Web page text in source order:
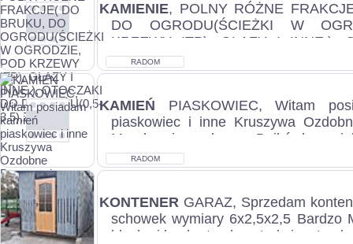
KAMIENIE, POLNY RÓŻNE
DO OGRODU(ŚCIEŻKI W
KRZEWY ITP), GŁAZY I INNE.),
DRENAŻU(0,5-3.5),ŻWIR, K...
RADOM
KAMIEŃ PIASKOWIEC, Witam
piaskowiec i inne Kruszywa
Murak nieregularny Dzikówka
Rożny P...
RADOM
KONTENER GARAZ, Sprzedam
schowek wymiary 6x2,5x2,5 Bardzo
blacha i konkretną konstrukcja, stan